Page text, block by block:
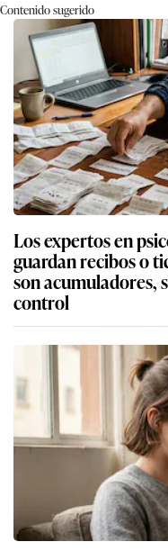
Contenido sugerido
Los expertos en
guardan recibos o
son acumuladores,
control